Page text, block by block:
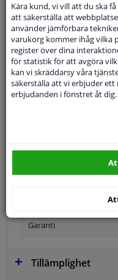
Modellmatchande
Fyll i ditt
Specifikationer
Ytter-/Innerspegel
Garanti
Tillämplighet
Kära kund, vi vill att du ska
att säkerställa att
använder jämförbara
varukorg kommer ihåg vilka
register över dina
för statistik för att avgöra
kan vi skräddarsy våra
säkerställa att vi erbjuder
erbjudanden i fönstret åt dig.